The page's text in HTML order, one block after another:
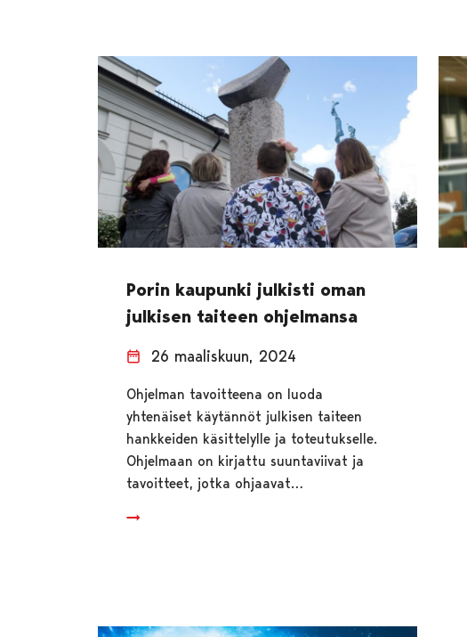
Porin kaupunki julkisti oman
julkisen taiteen ohjelmansa
26 maaliskuun, 2024
Ohjelman tavoitteena on luoda
yhtenäiset käytännöt julkisen taiteen
hankkeiden käsittelylle ja toteutukselle.
Ohjelmaan on kirjattu suuntaviivat ja
tavoitteet, jotka ohjaavat…